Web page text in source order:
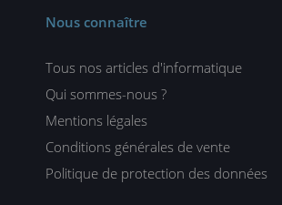
Nous connaître
Tous nos articles d'informatique
Qui sommes-nous ?
Mentions légales
Conditions générales de vente
Politique de protection des données